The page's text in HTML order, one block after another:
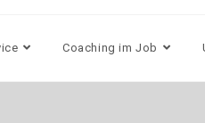
Coaching im Job